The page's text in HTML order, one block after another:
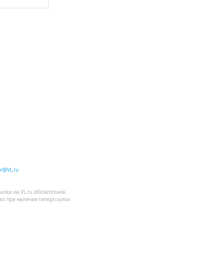
на VL.ru обязательна.
при наличии гиперссылки.